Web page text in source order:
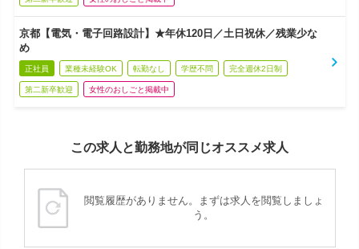
京都【電気・電子回路設計】★年休120日／土日祝休／残業少な
め
正社員 業種未経験OK 転勤なし 学歴不問 完全週休2日制
第二新卒歓迎 女性のおしごと掲載中
この求人と勤務地が同じオススメ求人
閲覧履歴がありません。まずは求人を閲覧しましょ
う。